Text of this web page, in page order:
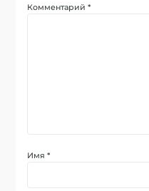
Комментарий*
Имя*